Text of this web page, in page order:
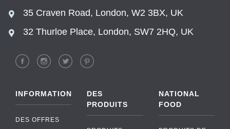
35 Craven Road, London, W2 3BX, UK
32 Thurloe Place, London, SW7 2HQ, UK
INFORMATION
DES OFFRES
DES
PRODUITS
NATIONAL
FOOD